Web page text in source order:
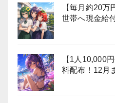
【毎月約20
世帯へ現金給
【1人10,000
料配布！12月